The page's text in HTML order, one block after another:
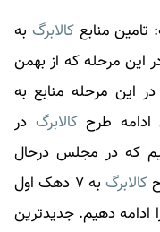
تامین منابعکالابرگ به
این مرحله که از بهمن
این مرحله منابع به
ادامه طرحکالابرگ در
کردیم که در مجلس درحال
کالابرگ
به ۷ دهک اول
دهیم. جدیدترین